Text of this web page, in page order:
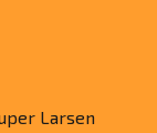
Larsen